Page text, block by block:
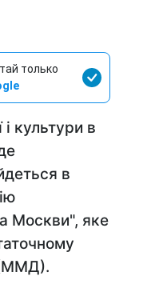
только
і культури в
в
Москви", яке
(ММД).